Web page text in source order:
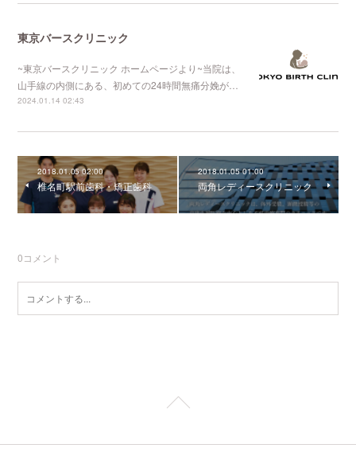
東京バースクリニック
~東京バースクリニック ホームページより~当院は、
山手線の内側にある、初めての24時間無痛分娩が…
2024.01.14 02:43
2018.01.05 02:00
椎名町駅前歯科・矯正歯科
2018.01.05 01:00
両角レディースクリニック
0コメント